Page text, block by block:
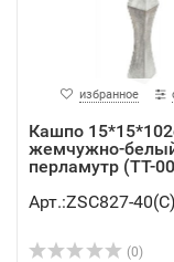
избранное
Кашпо
жемчужно-
перламутр (TT-
Арт.:ZSC827-40(C)
(0)